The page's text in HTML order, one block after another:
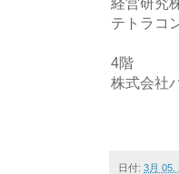
テトラコ
4階
株式会社
日付: 3月 05,